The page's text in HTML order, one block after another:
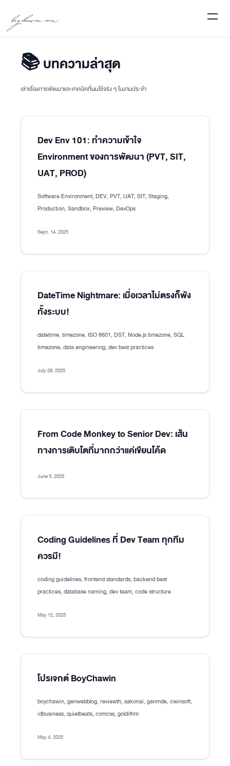
boychawin.com
📚 บทความล่าสุด
เล่าเรื่องการพัฒนาและเทคนิคที่ผมใช้จริง ๆ ในงานประจำ
Dev Env 101: ทำความเข้าใจ
Environment ของการพัฒนา (PVT, SIT,
UAT, PROD)
Software Environment, DEV, PVT, UAT, SIT, Staging,
Production, Sandbox, Preview, DevOps
Sept. 14, 2025
DateTime Nightmare: เมื่อเวลาไม่ตรงก็พัง
ทั้งระบบ!
datetime, timezone, ISO 8601, DST, Node.js timezone, SQL
timezone, data engineering, dev best practices
July 28, 2025
From Code Monkey to Senior Dev: เส้น
ทางการเติบโตที่มากกว่าแค่เขียนโค้ด
June 5, 2025
Coding Guidelines ที่ Dev Team ทุกทีม
ควรมี!
coding guidelines, frontend standards, backend best
practices, database naming, dev team, code structure
May 12, 2025
โปรเจกต์ BoyChawin
boychawin, genwebblog, reviewth, sakonai, genmde, cwinsoft,
idbusiness, quietbeats, comcss, goldithm
May 4, 2025